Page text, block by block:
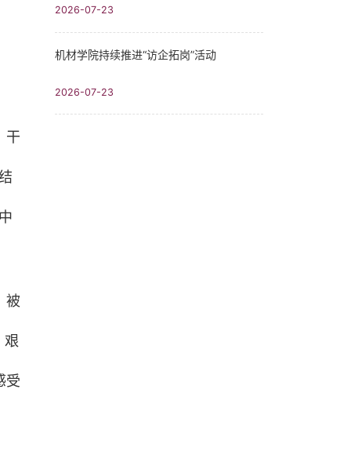
干
被
艰
受
2026-07-23
机材学院持续推进“访企拓岗”活动
2026-07-23